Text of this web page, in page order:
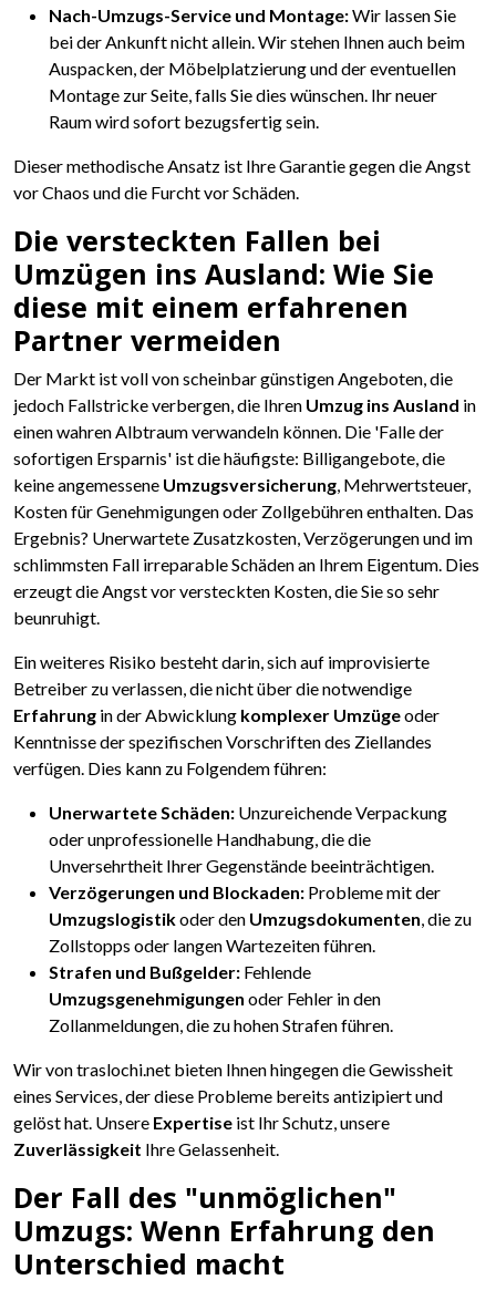
Nach-Umzugs-Service und Montage:Wir lassen Sie
bei der Ankunft nicht allein. Wir stehen Ihnen auch beim
Auspacken, der Möbelplatzierung und der eventuellen
Montage zur Seite, falls Sie dies wünschen. Ihr neuer
Raum wird sofort bezugsfertig sein.
Dieser methodische Ansatz ist Ihre Garantie gegen die Angst
vor Chaos und die Furcht vor Schäden.
Die versteckten Fallen bei
Umzügen ins Ausland: Wie Sie
diese mit einem erfahrenen
Partner vermeiden
Der Markt ist voll von scheinbar günstigen Angeboten, die
jedoch Fallstricke verbergen, die Ihren Umzug ins Ausland in
einen wahren Albtraum verwandeln können. Die 'Falle der
sofortigen Ersparnis' ist die häufigste: Billigangebote, die
keine angemessene Umzugsversicherung, Mehrwertsteuer,
Kosten für Genehmigungen oder Zollgebühren enthalten. Das
Ergebnis? Unerwartete Zusatzkosten, Verzögerungen und im
schlimmsten Fall irreparable Schäden an Ihrem Eigentum. Dies
erzeugt die Angst vor versteckten Kosten, die Sie so sehr
beunruhigt.
Ein weiteres Risiko besteht darin, sich auf improvisierte
Betreiber zu verlassen, die nicht über die notwendige
Erfahrung in der Abwicklung komplexer Umzügeoder
Kenntnisse der spezifischen Vorschriften des Ziellandes
verfügen. Dies kann zu Folgendem führen:
Unerwartete Schäden: Unzureichende Verpackung
oder unprofessionelle Handhabung, die die
Unversehrtheit Ihrer Gegenstände beeinträchtigen.
Verzögerungen und Blockaden: Probleme mit der
Umzugslogistikoder den Umzugsdokumenten, die zu
Zollstopps oder langen Wartezeiten führen.
Strafen und Bußgelder: Fehlende
Umzugsgenehmigungen oder Fehler in den
Zollanmeldungen, die zu hohen Strafen führen.
Wir von traslochi.net bieten Ihnen hingegen die Gewissheit
eines Services, der diese Probleme bereits antizipiert und
gelöst hat. Unsere Expertise ist Ihr Schutz, unsere
Zuverlässigkeit Ihre Gelassenheit.
Der Fall des "unmöglichen"
Umzugs: Wenn Erfahrung den
Unterschied macht